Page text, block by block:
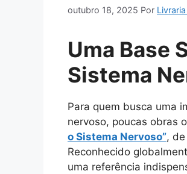
outubro 18, 2025 Por
Uma Base
Sistema
Para quem busca uma
nervoso, poucas obras
o Sistema Nervoso”,
Reconhecido
uma referência